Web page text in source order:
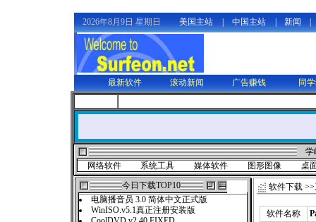
2026年8月9日 星期日 美国主站 中国主站 新闻
最新软件 滚动新闻 广告赚钱 同
学
网络软件
系统工具 媒体软件 图形图像
桌
今日下载TOP10
电脑播音员 3.0 简体中文正式版
WinISO.v5.1真正注册安装版
软件下载 >>
软件名称